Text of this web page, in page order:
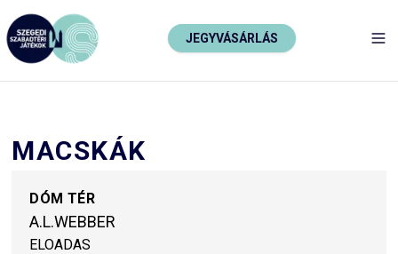
JEGYVÁSÁRLÁS
MACSKÁK
DÓM TÉR
A.L.WEBBER
ELOADAS